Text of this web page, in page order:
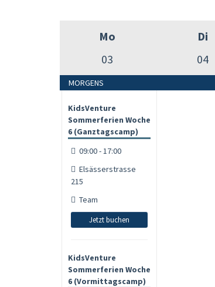
Mo
03
Di
04
MORGENS
KidsVenture
Sommerferien Woche
6 (Ganztagscamp)
09:00 - 17:00
Elsässerstrasse
215
Team
Jetzt buchen
KidsVenture
Sommerferien Woche
6 (Vormittagscamp)